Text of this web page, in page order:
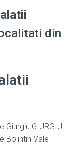
din
GIURGIU
Bolintin-Vale